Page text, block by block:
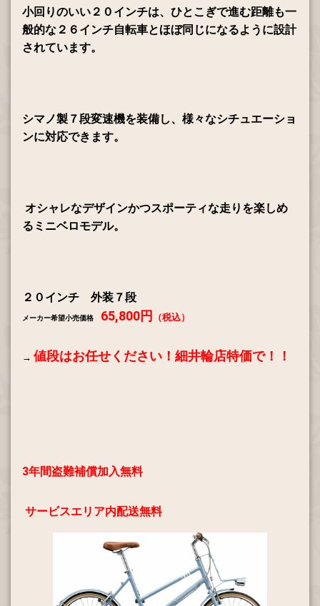
小回りのいい２０インチは、ひとこぎで進む距離も一
般的な２６インチ自転車とほぼ同じになるように設計
されています。
シマノ製７段変速機を装備し、様々なシチュエーショ
ンに対応できます。
オシャレなデザインかつスポーティな走りを楽しめ
るミニベロモデル。
２０インチ 外装７段
メーカー希望小売価格 65,800円 （税込）
→ 値段はお任せください！ 細井輪店特価で！！
3年間盗難補償加入無料
サービスエリア内配送無料